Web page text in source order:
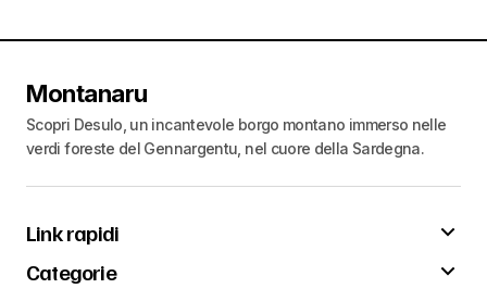
Montanaru
Scopri Desulo, un incantevole borgo montano immerso nelle
verdi foreste del Gennargentu, nel cuore della Sardegna.
Link rapidi
Categorie